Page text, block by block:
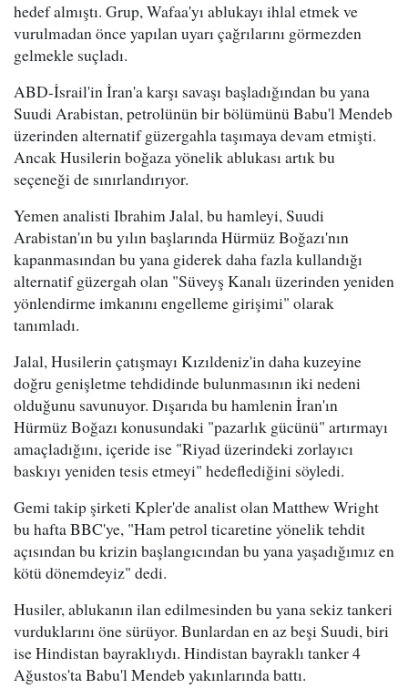
hedef almıştı. Grup, Wafaa'yı ablukayı ihlal etmek ve
vurulmadan önce yapılan uyarı çağrılarını görmezden
gelmekle suçladı.
ABD-İsrail'in İran'a karşı savaşı başladığından bu yana
Suudi Arabistan, petrolünün bir bölümünü Babu'l Mendeb
üzerinden alternatif güzergahla taşımaya devam etmişti.
Ancak Husilerin boğaza yönelik ablukası artık bu
seçeneği de sınırlandırıyor.
Yemen analisti Ibrahim Jalal, bu hamleyi, Suudi
Arabistan'ın bu yılın başlarında Hürmüz Boğazı'nın
kapanmasından bu yana giderek daha fazla kullandığı
alternatif güzergah olan "Süveyş Kanalı üzerinden yeniden
yönlendirme imkanını engelleme girişimi" olarak
tanımladı.
Jalal, Husilerin çatışmayı Kızıldeniz'in daha kuzeyine
doğru genişletme tehdidinde bulunmasının iki nedeni
olduğunu savunuyor. Dışarıda bu hamlenin İran'ın
Hürmüz Boğazı konusundaki "pazarlık gücünü" artırmayı
amaçladığını, içeride ise "Riyad üzerindeki zorlayıcı
baskıyı yeniden tesis etmeyi" hedeflediğini söyledi.
Gemi takip şirketi Kpler'de analist olan Matthew Wright
bu hafta BBC'ye, "Ham petrol ticaretine yönelik tehdit
açısından bu krizin başlangıcından bu yana yaşadığımız en
kötü dönemdeyiz" dedi.
Husiler, ablukanın ilan edilmesinden bu yana sekiz tankeri
vurduklarını öne sürüyor. Bunlardan en az beşi Suudi, biri
ise Hindistan bayraklıydı. Hindistan bayraklı tanker 4
Ağustos'ta Babu'l Mendeb yakınlarında battı.